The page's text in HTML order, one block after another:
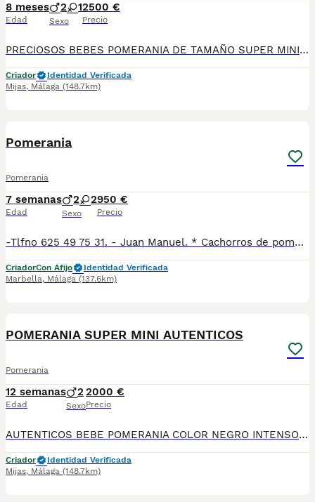
8 meses
Edad
2 1
Sexo
2500 €
Precio
PRECIOSOS BEBES POMERANIA DE TAMAÑO SUPER MINIATURA Y MUCHO PELITO, CHATITOS Y CON MUCHA CALIDAD. CONTRATO DE COMPRA Y DE GARANTIAS DE SALUD. MAXIMA CALIDAD Y GARANTIAS. PRECIO DESDE 2.500€
Criador
Identidad Verificada
Mijas, Málaga (148.7km)
Pomerania
Pomerania
7 semanas
Edad
2 2
Sexo
950 €
Precio
-Tlfno 625 49 75 31. - Juan Manuel. * Cachorros de pomerania super pequeños de colores exóticos. * Nuestros cachorros se entregan vacunados y desparasitados con cartilla veterinaria. * Se crían en ambiente familiar y sociabilizados con niños y con otros perros.
CriadorCon Afijo
Identidad Verificada
Marbella, Málaga (137.6km)
POMERANIA SUPER MINI AUTENTICOS
Pomerania
12 semanas
Edad
2
Sexo
2000 €
Precio
AUTENTICOS BEBE POMERANIA COLOR NEGRO INTENSO Y SIN MARCAS, DESCENDIENTE DE CAMPEONES Y MULTICAMPEONES, TAMAÑO SUPER MINI, LOS MAS PEQUEÑOS Y PELUDITOS, CHATITOS, CALIDAD TOP. PADRES IMPORTADOS DE LOS MEJORES CRIADORES DEL MUNDO. PRECIO ESPECIAL RESERVANDO AHORA PARA ENTREGAR EN JULIO. MAS INFO POR WHATSAPP AL 633724800
Criador
Identidad Verificada
Mijas, Málaga (148.7km)